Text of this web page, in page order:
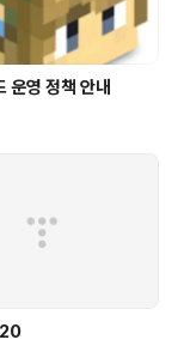
운영 정책 안내